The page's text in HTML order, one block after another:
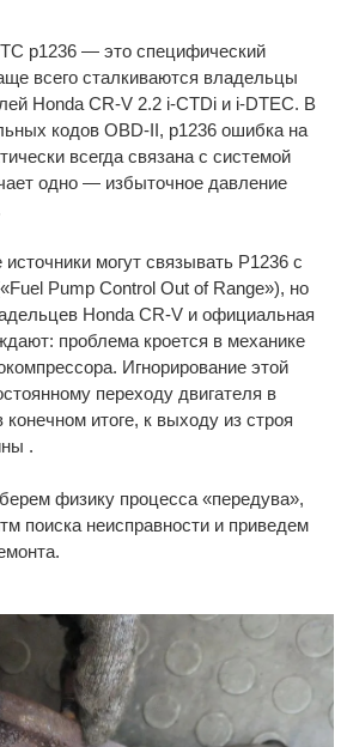
p1236 — это специфический
всего сталкиваются владельцы
Honda CR-V 2.2 i-CTDi и i-DTEC. В
кодов OBD-II, p1236 ошибка на
всегда связана с системой
одно — избыточное давление
могут связывать P1236 с
Pump Control Out of Range»), но
Honda CR-V и официальная
проблема кроется в механике
Игнорирование этой
переходу двигателя в
итоге, к выходу из строя
.
физику процесса «передува»,
поиска неисправности и приведем